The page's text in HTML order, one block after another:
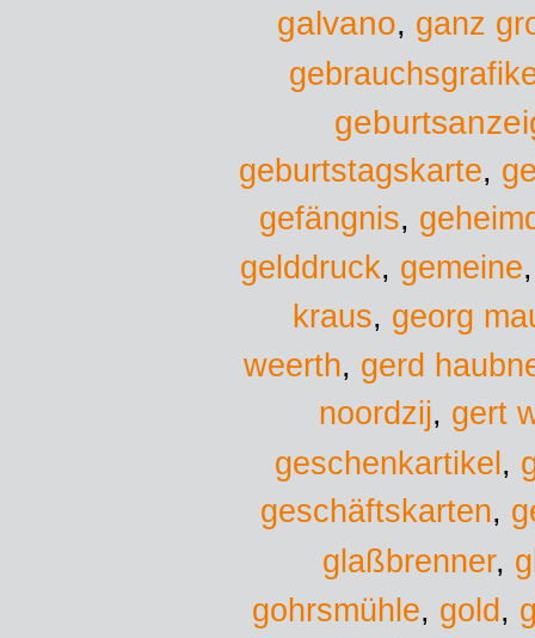
galvano, ganz
geburtstagskarte,
gefängnis,
gelddruck, gemeine
kraus, georg
weerth, gerd
noordzij, gert
geschenkartikel ,
geschäftskarten,
glaßbrenner,
gohrsmühle, gold,